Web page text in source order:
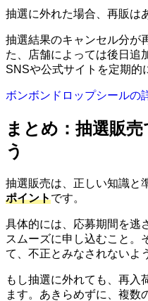
抽選に外れた場合、再販は
抽選結果のキャンセル分が
た、店舗によっては後日追
SNSや公式サイトを定期的
ボンボンドロップシールの
まとめ：抽選販
う
抽選販売は、正しい知識と
ポイントです。
具体的には、応募期間を逃
スムーズに申し込むこと。
て、不正とみなされないよ
もし抽選に外れても、再入
ます。あきらめずに、複数